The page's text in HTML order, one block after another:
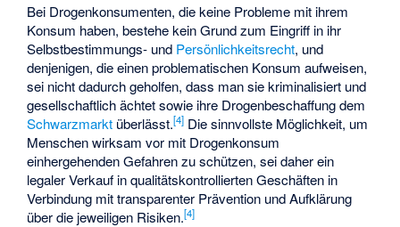
Bei Drogenkonsumenten, die keine Probleme mit ihrem
Konsum haben, bestehe kein Grund zum Eingriff in ihr
Selbstbestimmungs- und Persönlichkeitsrecht, und
denjenigen, die einen problematischen Konsum aufweisen,
sei nicht dadurch geholfen, dass man sie kriminalisiert und
gesellschaftlich ächtet sowie ihre Drogenbeschaffung dem
Schwarzmarkt überlässt.[4] Die sinnvollste Möglichkeit, um
Menschen wirksam vor mit Drogenkonsum
einhergehenden Gefahren zu schützen, sei daher ein
legaler Verkauf in qualitätskontrollierten Geschäften in
Verbindung mit transparenter Prävention und Aufklärung
über die jeweiligen Risiken.[4]